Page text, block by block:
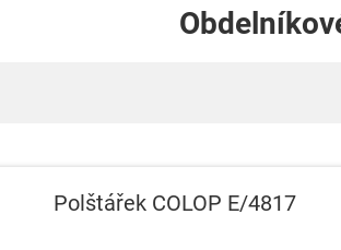
Polštářek COLOP E/4817